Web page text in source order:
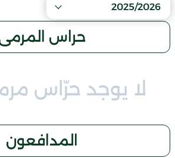
2025/2026
حراس
لا يوجد حرّاس
المدافعون